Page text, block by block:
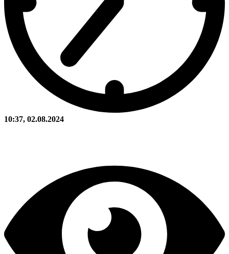
10:37, 02.08.2024